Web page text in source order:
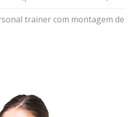
trainer com montagem de